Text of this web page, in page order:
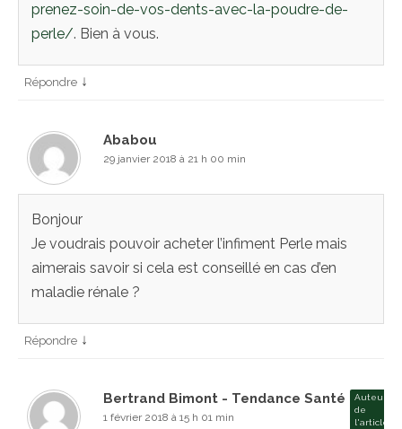
prenez-soin-de-vos-dents-avec-la-poudre-de-
perle/. Bien à vous.
Répondre ↓
Ababou
29 janvier 2018 à 21 h 00 min
Bonjour
Je voudrais pouvoir acheter l’infiment Perle mais
aimerais savoir si cela est conseillé en cas d’en
maladie rénale ?
Répondre ↓
Bertrand Bimont - Tendance Santé
Auteur
de
l'article
1 février 2018 à 15 h 01 min